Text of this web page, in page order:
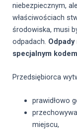
niebezpiecznym,
właściwościach
środowiska, musi
odpadach.
specjalnym
Przedsiębiorca
prawidłowo
miejscu,